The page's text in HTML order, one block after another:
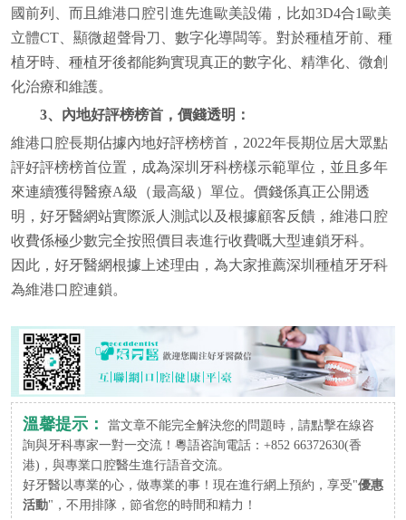
國前列、而且維港口腔引進先進歐美設備，比如3D4合1歐美
立體CT、顯微超聲骨刀、數字化導闆等。對於種植牙前、種
植牙時、種植牙後都能夠實現真正的數字化、精準化、微創
化治療和維護。
3、內地好評榜榜首，價錢透明：
維港口腔長期佔據內地好評榜榜首，2022年長期位居大眾點
評好評榜榜首位置，成為深圳牙科榜樣示範單位，並且多年
來連續獲得醫療A級（最高級）單位。價錢係真正公開透
明，好牙醫網站實際派人測試以及根據顧客反饋，維港口腔
收費係極少數完全按照價目表進行收費嘅大型連鎖牙科。
因此，好牙醫網根據上述理由，為大家推薦深圳種植牙牙科
為維港口腔連鎖。
溫馨提示：
當文章不能完全解決您的問題時，請點擊在線咨
詢與牙科專家一對一交流！粵語咨詢電話：+852 66372630(香
港)，與專業口腔醫生進行語音交流。
好牙醫以專業的心，做專業的事！現在進行網上預約，享受"優惠
活動"，不用排隊，節省您的時間和精力！